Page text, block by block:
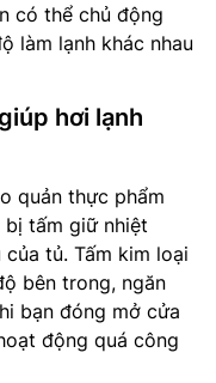
có thể chủ động
làm lạnh khác nhau
hơi lạnh
quản thực phẩm
bị tấm giữ nhiệt
tủ. Tấm kim loại
bên trong, ngăn
bạn đóng mở cửa
động quá công